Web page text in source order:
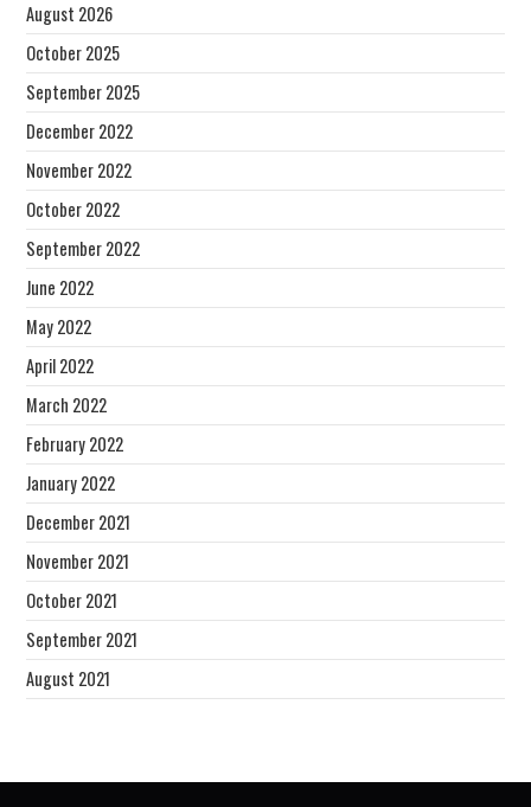
August 2026
October 2025
September 2025
December 2022
November 2022
October 2022
September 2022
June 2022
May 2022
April 2022
March 2022
February 2022
January 2022
December 2021
November 2021
October 2021
September 2021
August 2021